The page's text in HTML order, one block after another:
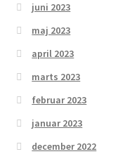
juni 2023
maj 2023
april 2023
marts 2023
februar 2023
januar 2023
december 2022